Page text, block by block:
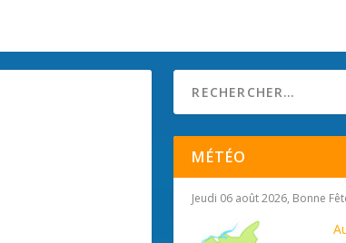
MÉTÉO
Jeudi 06 août 2026, Bonne